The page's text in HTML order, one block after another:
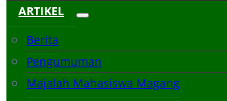
ARTIKEL
Berita
Pengumuman
Majalah Mahasiswa Magang